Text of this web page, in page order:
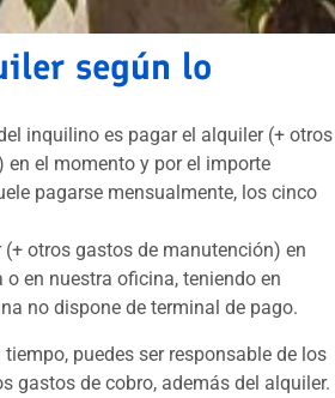
según lo
inquilino es pagar el alquiler (+ otros
el momento y por el importe
pagarse mensualmente, los cinco
(+ otros gastos de manutención) en
en nuestra oficina, teniendo en
no dispone de terminal de pago.
puedes ser responsable de los
gastos de cobro, además del alquiler.